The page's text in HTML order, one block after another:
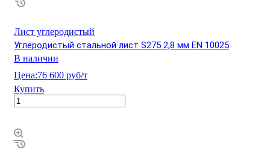
Лист углеродистый
Углеродистый стальной лист S275 2,8 мм EN 10025
В наличии
Цена:76 600 руб/т
Купить